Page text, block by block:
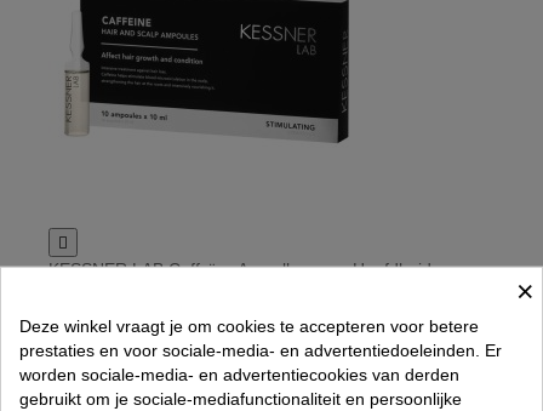

KESSNER LAB Caffeïne Ampullen voor Hoofdhuid en
€ 15,95
Rated
out of 5 stars based on review(s)
   
In winkelwagen
×
Deze winkel vraagt je om cookies te accepteren voor betere
prestaties en voor sociale-media- en advertentiedoeleinden. Er
worden sociale-media- en advertentiecookies van derden
gebruikt om je sociale-mediafunctionaliteit en persoonlijke